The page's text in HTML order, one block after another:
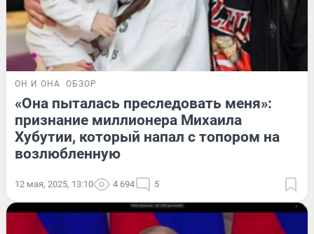
ОН И ОНА ОБЗОР
«Она пыталась преследовать меня»:
признание миллионера Михаила
Хубутии, который напал с топором на
возлюбленную
12 мая, 2025, 13:10 4 694 5